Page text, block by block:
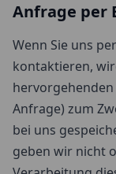
Anfrage per
Wenn Sie uns
kontaktieren,
Anfrage) zum
bei uns
geben wir nicht